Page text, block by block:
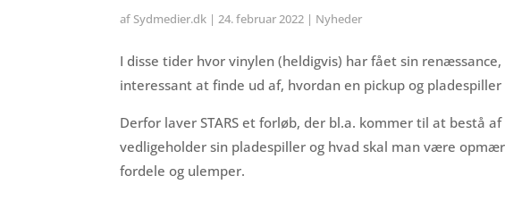
af Sydmedier.dk |24. februar 2022 | Nyheder
I disse tider hvor vinylen (heldigvis) har fået sin
interessant at finde ud af, hvordan en pickup og
Derfor laver STARS et forløb, der bl.a. kommer til at bestå
vedligeholder sin pladespiller og hvad skal man være
fordele og ulemper.